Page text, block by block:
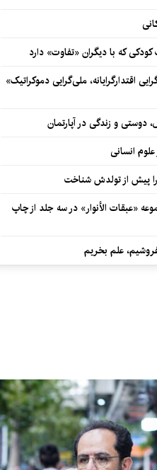
که با دیگران «تفاوت» دارد
اقتدارگرایانه، ملی‌گرایی دموکراتیک»
دوستی و زندگی در آپارتمان
انسانی
پیش از تولدش شناخت
«عبقات الأنوار» در سه جلد از چاپ
علم بخریم